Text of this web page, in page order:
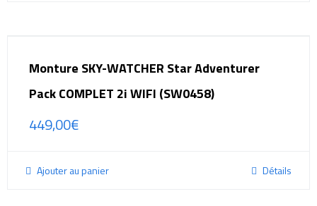
Monture SKY-WATCHER Star Adventurer
Pack COMPLET 2i WIFI (SW0458)
449,00€
Ajouter au panier Détails